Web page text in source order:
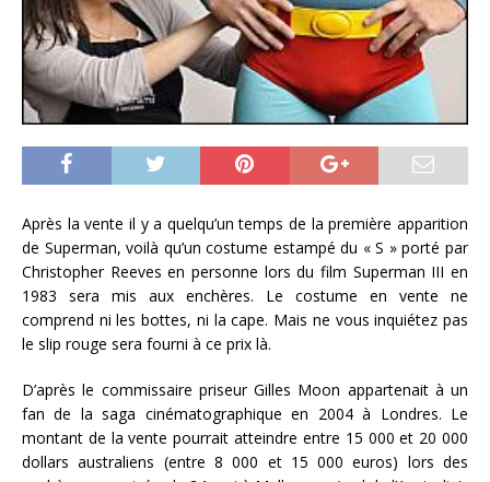
Après la vente il y a quelqu’un temps de la première apparition
de Superman, voilà qu’un costume estampé du « S » porté par
Christopher Reeves en personne lors du film Superman III en
1983 sera mis aux enchères. Le costume en vente ne
comprend ni les bottes, ni la cape. Mais ne vous inquiétez pas
le slip rouge sera fourni à ce prix là.
D’après le commissaire priseur Gilles Moon appartenait à un
fan de la saga cinématographique en 2004 à Londres. Le
montant de la vente pourrait atteindre entre 15 000 et 20 000
dollars australiens (entre 8 000 et 15 000 euros) lors des